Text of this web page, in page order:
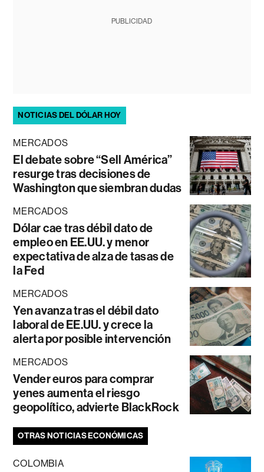
PUBLICIDAD
NOTICIAS DEL DÓLAR HOY
MERCADOS
El debate sobre “Sell América”
resurge tras decisiones de
Washington que siembran dudas
MERCADOS
Dólar cae tras débil dato de
empleo en EE.UU. y menor
expectativa de alza de tasas de
la Fed
MERCADOS
Yen avanza tras el débil dato
laboral de EE.UU. y crece la
alerta por posible intervención
MERCADOS
Vender euros para comprar
yenes aumenta el riesgo
geopolítico, advierte BlackRock
OTRAS NOTICIAS ECONÓMICAS
COLOMBIA